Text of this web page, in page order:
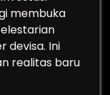
membuka
devisa. Ini
realitas baru